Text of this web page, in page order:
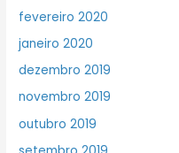
fevereiro 2020
janeiro 2020
dezembro 2019
novembro 2019
outubro 2019